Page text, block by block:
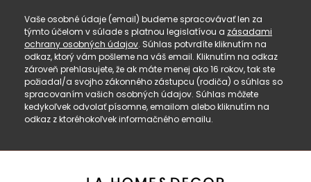
Vaše osobné údaje (email) budeme spracovávať len za
týmto účelom v súlade s platnou legislatívou a zásadami
ochrany osobných údajov. Súhlas potvrdíte kliknutím na
odkaz, ktorý vám pošleme na váš email. Kliknutím na odkaz
zároveň prehlasujete, že ak máte menej ako 16 rokov, tak ste
požiadal/a svojho zákonného zástupcu (rodiča) o súhlas so
spracovaním vašich osobných údajov. Súhlas môžete
kedykoľvek odvolať písomne, emailom alebo kliknutím na
odkaz z ktoréhokoľvek informačného emailu.